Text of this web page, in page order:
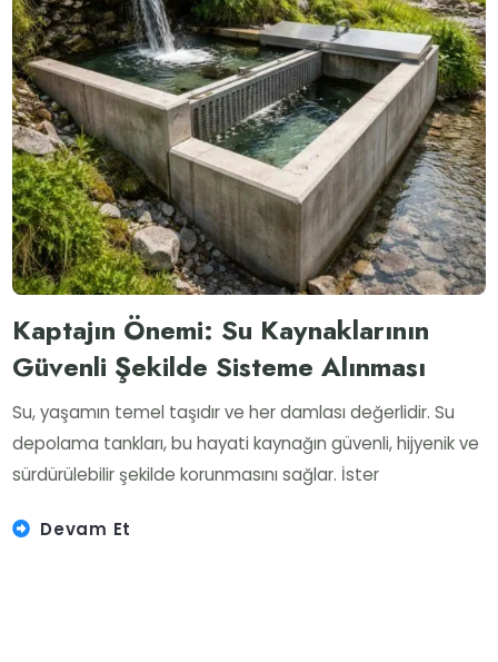
Kaptajın Önemi: Su Kaynaklarının
Güvenli Şekilde Sisteme Alınması
Su, yaşamın temel taşıdır ve her damlası değerlidir. Su
depolama tankları, bu hayati kaynağın güvenli, hijyenik ve
sürdürülebilir şekilde korunmasını sağlar. İster
Devam Et